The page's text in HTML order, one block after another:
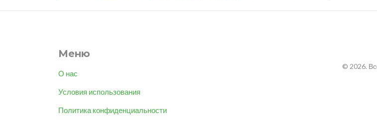
Меню
О нас
Условия использования
Политика конфиденциальности
© 2026.